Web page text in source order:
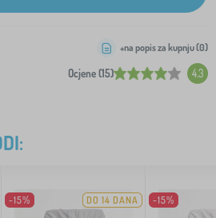
Ocjene (15) 4.3
+na popis za kupnju (0)
-15% DO 14 DANA -15%